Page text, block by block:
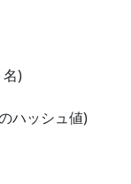
)
ハッシュ値)